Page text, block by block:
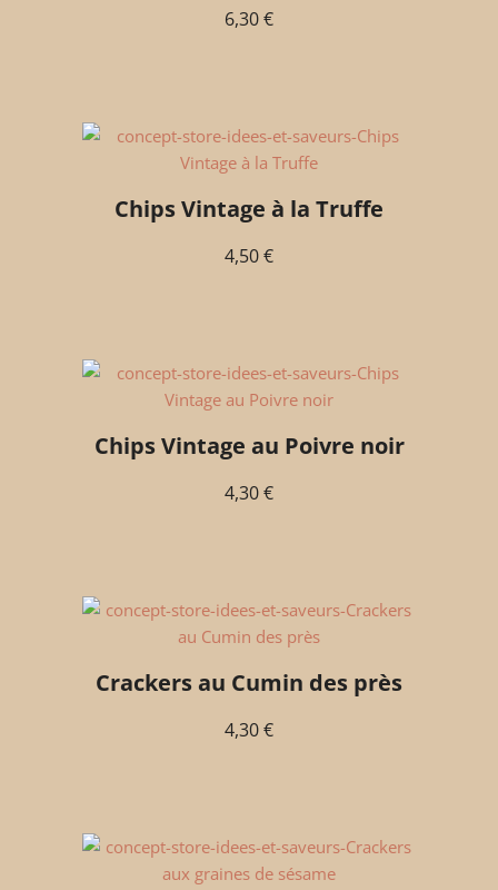
6,30€
Chips Vintage à la Truffe
4,50€
Chips Vintage au Poivre noir
4,30€
Crackers au Cumin des près
4,30€